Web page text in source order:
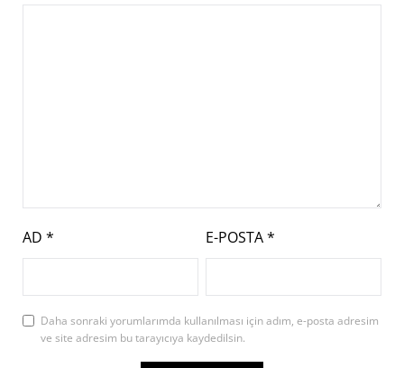
AD * E-POSTA*
Daha sonraki yorumlarımda kullanılması için adım, e-posta adresim
ve site adresim bu tarayıcıya kaydedilsin.